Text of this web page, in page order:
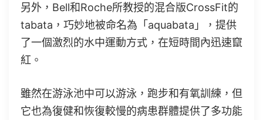
另外，Bell和Roche所教授的混合版CrossFit的
tabata，巧妙地被命名為「aquabata」，提供
了一個激烈的水中運動方式，在短時間內迅速竄
紅。
雖然在游泳池中可以游泳，跑步和有氧訓練，但
它也為復健和恢復較慢的病患群體提供了多功能